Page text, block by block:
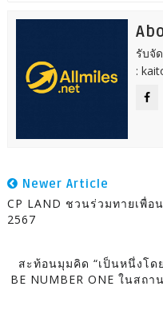
รับจั
:
Newer Article
CP LAND ชวนร่วมทายเพื่
2567
สะท้อนมุมคิด “เป็นหนึ่งโด
BE NUMBER ONE ในสถ